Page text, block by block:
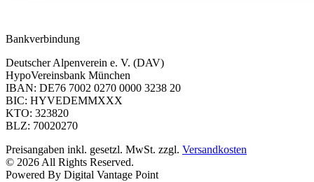
Bankverbindung
Deutscher Alpenverein e. V. (DAV)
HypoVereinsbank München
IBAN: DE76 7002 0270 0000 3238 20
BIC: HYVEDEMMXXX
KTO: 323820
BLZ: 70020270
Preisangaben inkl. gesetzl. MwSt. zzgl. Versandkosten
© 2026 All Rights Reserved.
Powered By Digital Vantage Point